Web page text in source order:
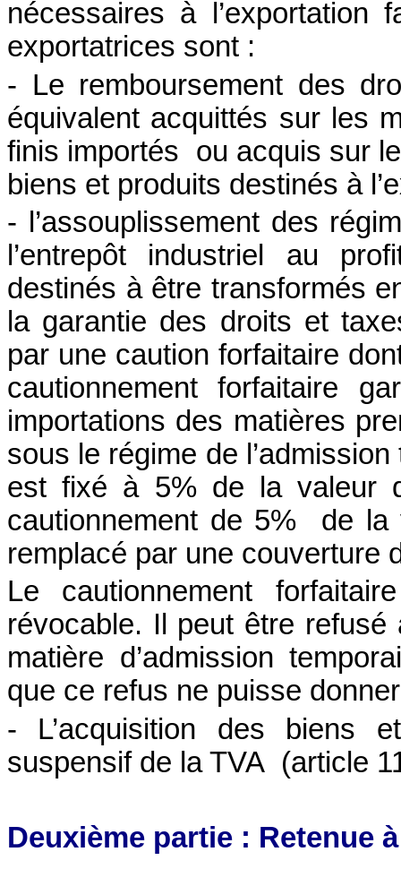
nécessaires à l’exportation
exportatrices sont :
- Le remboursement des
équivalent acquittés sur les
finis importés ou acquis sur
biens et produits destinés à
- l’assouplissement des
l’entrepôt industriel au
destinés à être transformés
la garantie des droits et
par une caution forfaitaire
cautionnement forfaitaire
importations des matières
sous le régime de
est fixé à 5% de la valeur
cautionnement de 5%
de la
remplacé par une couverture
Le cautionnement
révocable. Il peut être refusé
matière d’admission
que ce refus ne puisse
- L’acquisition des biens
suspensif de la TVA (article
Deuxième partie : Retenue